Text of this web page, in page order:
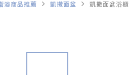
浴商品推薦 凱撒面盆 凱撒面盆浴櫃